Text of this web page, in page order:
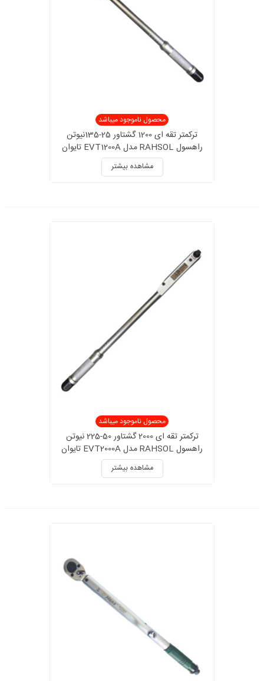
محصول ناموجود میباشد
ترکمتر تقه ای 1200 گشتاور 25-135نیوتن
راهسول RAHSOL مدل EVT1200A تایوان
مشاهده بیشتر
محصول ناموجود میباشد
ترکمتر تقه ای 2000 گشتاور 50-225 نیوتن
راهسول RAHSOL مدل EVT2000A تایوان
مشاهده بیشتر